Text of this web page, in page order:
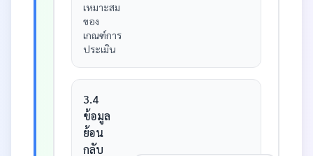
เหมาะสม
ของ
เกณฑ์การ
ประเมิน
3.4
ข้อมูล
ย้อน
กลับ